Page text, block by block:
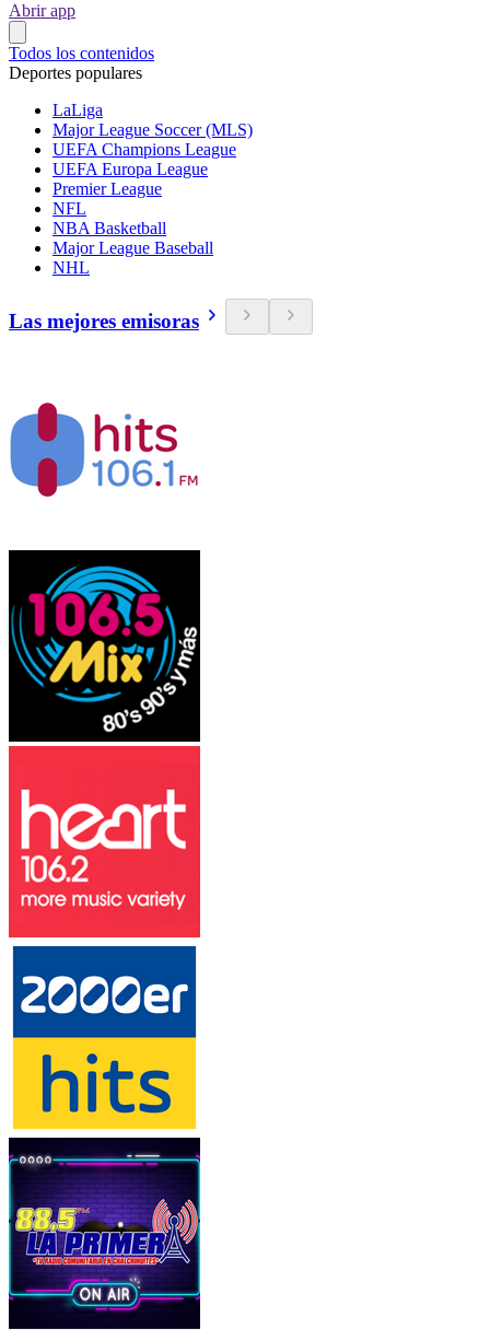
Abrir app
Todos los contenidos
Deportes populares
LaLiga
Major League Soccer (MLS)
UEFA Champions League
UEFA Europa League
Premier League
NFL
NBA Basketball
Major League Baseball
NHL
Las mejores emisoras